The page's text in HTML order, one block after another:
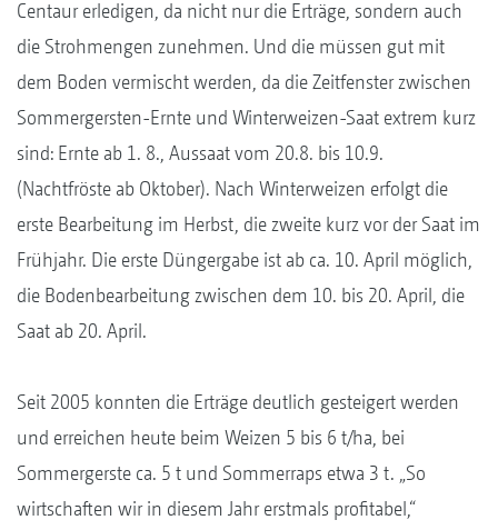
Centaur erledigen, da nicht nur die Erträge, sondern auch
die Strohmengen zunehmen. Und die müssen gut mit
dem Boden vermischt werden, da die Zeitfenster zwischen
Sommergersten-Ernte und Winterweizen-Saat extrem kurz
sind: Ernte ab 1. 8., Aussaat vom 20.8. bis 10.9.
(Nachtfröste ab Oktober). Nach Winterweizen erfolgt die
erste Bearbeitung im Herbst, die zweite kurz vor der Saat im
Frühjahr. Die erste Düngergabe ist ab ca. 10. April möglich,
die Bodenbearbeitung zwischen dem 10. bis 20. April, die
Saat ab 20. April.
Seit 2005 konnten die Erträge deutlich gesteigert werden
und erreichen heute beim Weizen 5 bis 6 t/ha, bei
Sommergerste ca. 5 t und Sommerraps etwa 3 t. „So
wirtschaften wir in diesem Jahr erstmals profitabel,“